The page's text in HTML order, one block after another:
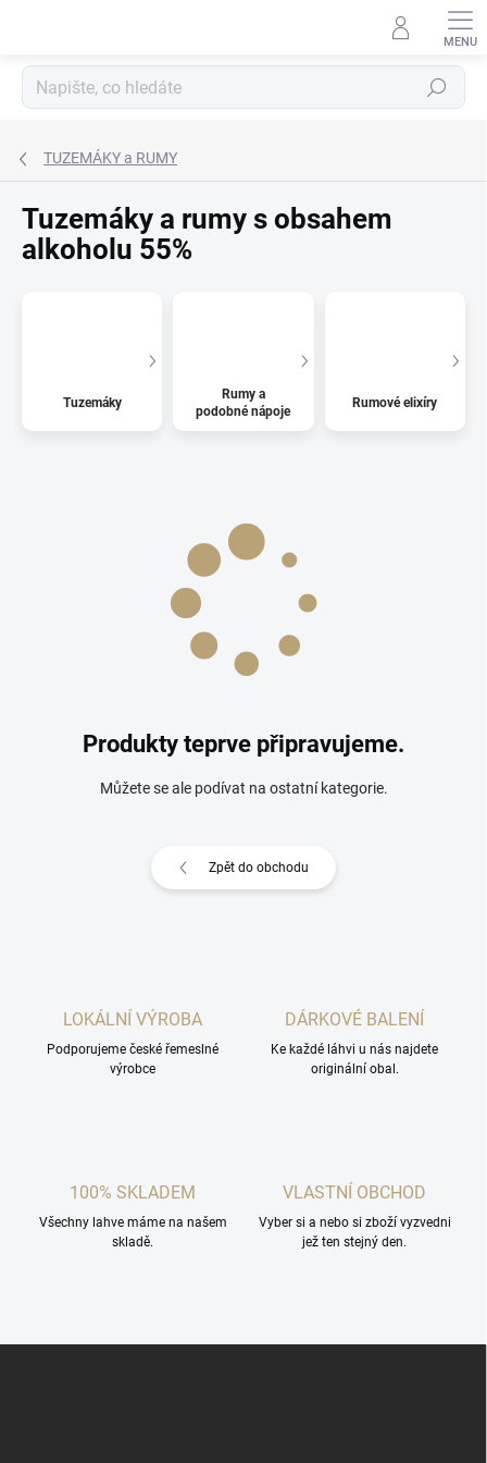
Hledat
TUZEMÁKY a RUMY
Tuzemáky a rumy s obsahem
alkoholu 55%
Tuzemáky
Rumy a
podobné nápoje
Rumové elixíry
Produkty teprve připravujeme.
Můžete se ale podívat na ostatní kategorie.
Zpět do obchodu
LOKÁLNÍ VÝROBA
Podporujeme české řemeslné
výrobce
DÁRKOVÉ BALENÍ
Ke každé láhvi u nás najdete
originální obal.
100% SKLADEM
Všechny lahve máme na našem
skladě.
VLASTNÍ OBCHOD
Vyber si a nebo si zboží vyzvedni
jež ten stejný den.